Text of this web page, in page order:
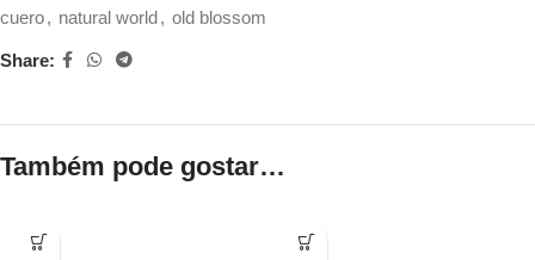
cuero, natural world, old blossom
Share:
Também pode gostar…